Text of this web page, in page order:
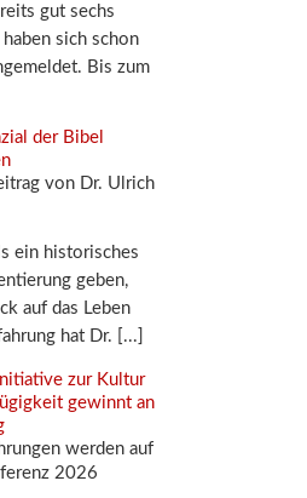
gut sechs
sich schon
Bis zum
der Bibel
von Dr. Ulrich
ein historisches
geben,
auf das Leben
hat Dr.
zur Kultur
gewinnt an
werden auf
2026